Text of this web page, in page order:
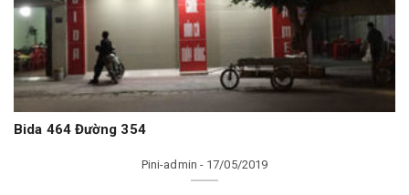
Bida 464 Đường 354
Pini-admin - 17/05/2019